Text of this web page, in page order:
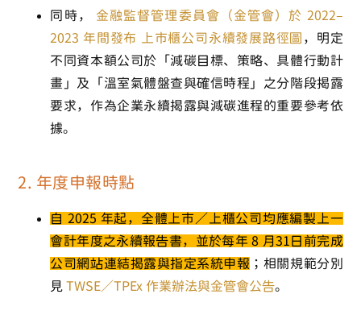
同時， 金融監督管理委員會（金管會）於 2022–
2023 年間發布 上市櫃公司永續發展路徑圖 ，明定
不同資本額公司於「減碳目標、策略、具體行動計
畫」及「溫室氣體盤查與確信時程」之分階段揭露
要求，作為企業永續揭露與減碳進程的重要參考依
據。
2. 年度申報時點
自 2025 年起， 全體上市／上櫃公司 均應編製上一
會計年度之永續報告書，並於每年8 月31日前完成
公司網站連結揭露與指定系統申報 ；相關規範分別
見 TWSE／TPEx 作業辦法與金管會公告。